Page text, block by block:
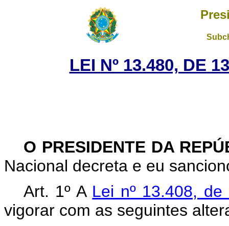
LEI Nº 13.480, DE
O PRESIDENTE DA
Nacional decreta e eu
Art. 1º A Lei nº 13.408,
vigorar com as seguintes